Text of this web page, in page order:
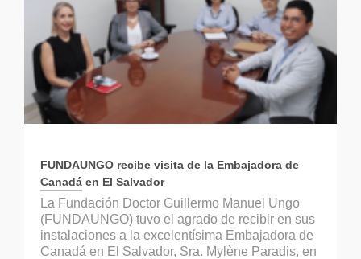
FUNDAUNGO recibe visita de la Embajadora de
Canadá en El Salvador
La Fundación Doctor Guillermo Manuel Ungo
(FUNDAUNGO) tuvo el agrado de recibir en sus
instalaciones a la excelentísima Embajadora de
Canadá en El Salvador, Sra. Mylène Paradis, en